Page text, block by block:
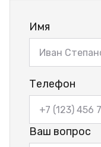
Имя
Телефон
Ваш вопрос